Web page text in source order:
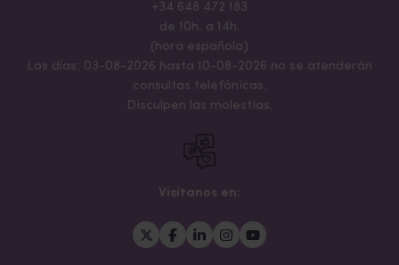
+34 648 472 183
de 10h. a 14h.
(hora española)
Los días: 03-08-2026 hasta 10-08-2026 no se atenderán
consultas telefónicas.
Disculpen las molestias.
Visítanos en: